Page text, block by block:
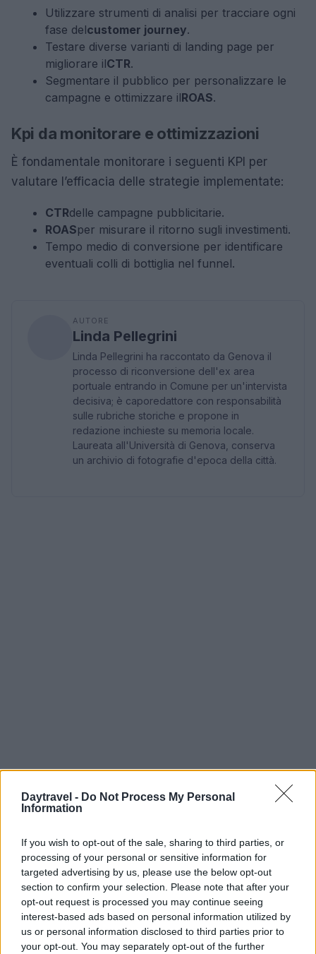
Daytravel - Do Not Process My Personal
Information
If you wish to opt-out of the sale, sharing to third parties, or
processing of your personal or sensitive information for
targeted advertising by us, please use the below opt-out
section to confirm your selection. Please note that after your
opt-out request is processed you may continue seeing
interest-based ads based on personal information utilized by
us or personal information disclosed to third parties prior to
your opt-out. You may separately opt-out of the further
Utilizzare strumenti di analisi per tracciare ogni
fase delcustomer journey.
Testare diverse varianti di landing page per
migliorare ilCTR.
Segmentare il pubblico per personalizzare le
campagne e ottimizzare ilROAS.
Kpi da monitorare e ottimizzazioni
È fondamentale monitorare i seguenti KPI per
valutare l’efficacia delle strategie implementate:
CTRdelle campagne pubblicitarie.
ROASper misurare il ritorno sugli investimenti.
Tempo medio di conversione per identificare
eventuali colli di bottiglia nel funnel.
AUTORE
Linda Pellegrini
Linda Pellegrini ha raccontato da Genova il
processo di riconversione dell'ex area
portuale entrando in Comune per un'intervista
decisiva; è caporedattore con responsabilità
sulle rubriche storiche e propone in
redazione inchieste su memoria locale.
Laureata all'Università di Genova, conserva
un archivio di fotografie d'epoca della città.
FUORI PORTA